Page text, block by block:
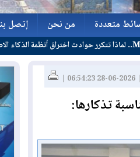
متعددة
متعددة
من نحن
من نحن
إتصل
إتصل
تذكارها: